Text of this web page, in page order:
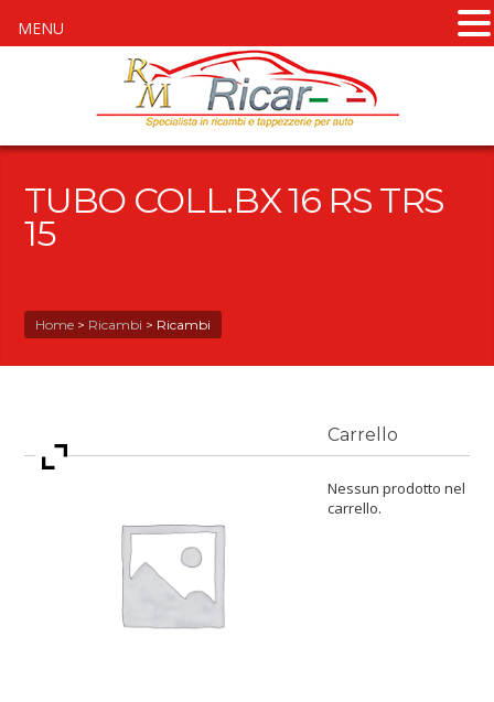
TUBO COLL.BX 16 RS TRS
15
Home > Ricambi > Ricambi
Carrello
Nessun prodotto nel
carrello.
MENU